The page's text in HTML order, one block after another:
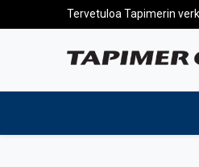
Tervetuloa Tapimerin